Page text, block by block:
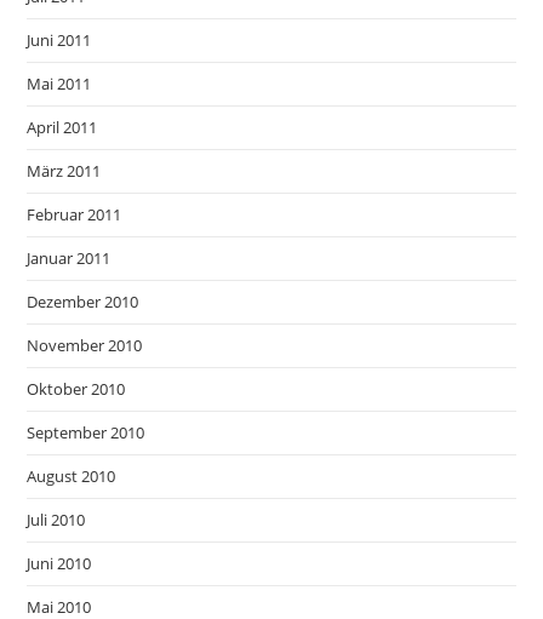
Juni 2011
Mai 2011
April 2011
März 2011
Februar 2011
Januar 2011
Dezember 2010
November 2010
Oktober 2010
September 2010
August 2010
Juli 2010
Juni 2010
Mai 2010